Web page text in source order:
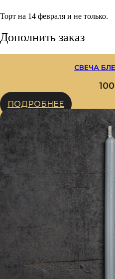
Торт на 14 февраля и не только.
Дополнить заказ
СВЕЧА
100
ПОДРОБНЕЕ